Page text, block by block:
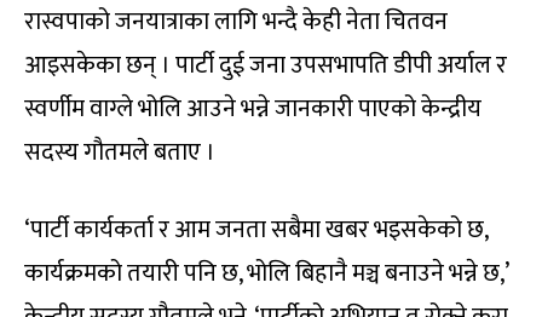
रास्वपाको जनयात्राका लागि भन्दै केही नेता चितवन
आइसकेका छन् । पार्टी दुई जना उपसभापति डीपी अर्याल र
स्वर्णीम वाग्ले भोलि आउने भन्ने जानकारी पाएको केन्द्रीय
सदस्य गौतमले बताए ।
‘पार्टी कार्यकर्ता र आम जनता सबैमा खबर भइसकेको छ,
कार्यक्रमको तयारी पनि छ, भोलि बिहानै मञ्च बनाउने भन्ने छ,’